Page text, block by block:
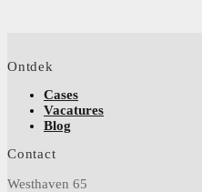
Ontdek
Cases
Vacatures
Blog
Contact
Westhaven 65